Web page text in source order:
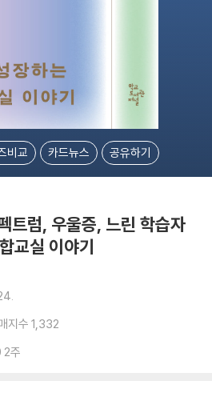
비교 카드뉴스 공유하기
트럼, 우울증, 느린 학습자
교실 이야기
지수 1,332
2주